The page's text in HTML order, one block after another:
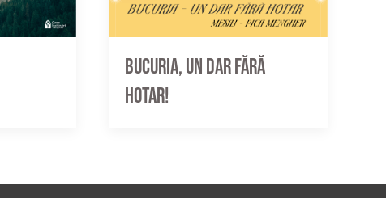
Bucuria, un dar fără
hotar!